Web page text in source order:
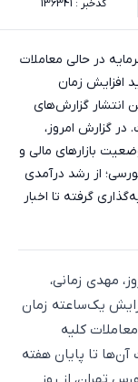
کدخبر : 136341
پنجم خرداد ۱۴۰۵، بازار سرمایه در حالی معاملات
افزایش زمان
انتشار گزارش‌های
در گزارش امروز،
بازارهای مالی و
از رشد درآمدی
گرفته تا اخبار
مهدی زمانی،
یک‌ساعته زمان
کلیه
تا پایان هفته